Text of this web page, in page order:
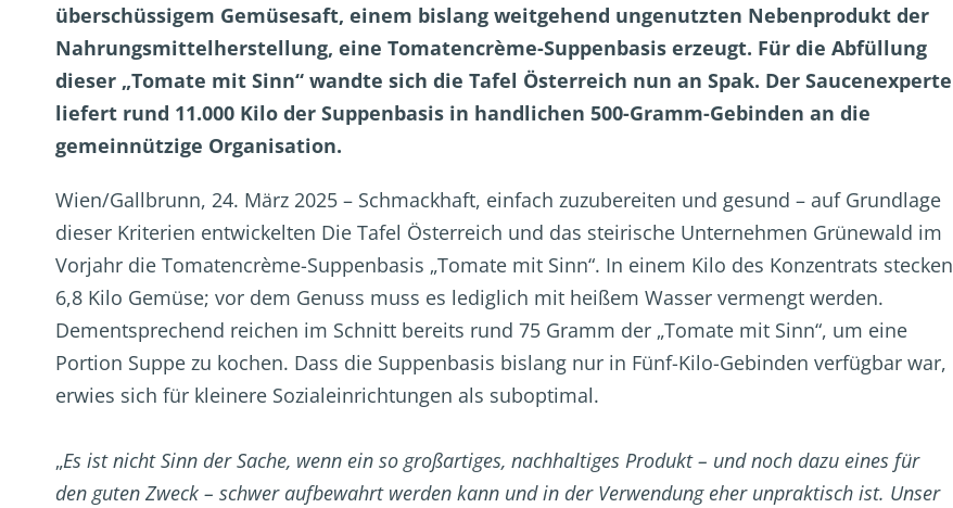
überschüssigem Gemüsesaft, einem bislang weitgehend ungenutzten Nebenprodukt der
Nahrungsmittelherstellung, eine Tomatencrème-Suppenbasis erzeugt. Für die Abfüllung
dieser „Tomate mit Sinn“ wandte sich die Tafel Österreich nun an Spak. Der Saucenexperte
liefert rund 11.000 Kilo der Suppenbasis in handlichen 500-Gramm-Gebinden an die
gemeinnützige Organisation.
Wien/Gallbrunn, 24. März 2025 – Schmackhaft, einfach zuzubereiten und gesund – auf Grundlage
dieser Kriterien entwickelten Die Tafel Österreich und das steirische Unternehmen Grünewald im
Vorjahr die Tomatencrème-Suppenbasis „Tomate mit Sinn“. In einem Kilo des Konzentrats stecken
6,8 Kilo Gemüse; vor dem Genuss muss es lediglich mit heißem Wasser vermengt werden.
Dementsprechend reichen im Schnitt bereits rund 75 Gramm der „Tomate mit Sinn“, um eine
Portion Suppe zu kochen. Dass die Suppenbasis bislang nur in Fünf-Kilo-Gebinden verfügbar war,
erwies sich für kleinere Sozialeinrichtungen als suboptimal.
„Es ist nicht Sinn der Sache, wenn ein so großartiges, nachhaltiges Produkt – und noch dazu eines für
den guten Zweck – schwer aufbewahrt werden kann und in der Verwendung eher unpraktisch ist. Unser